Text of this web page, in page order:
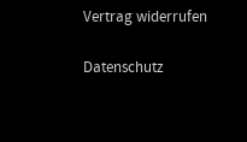
Vertrag widerrufen
Datenschutz